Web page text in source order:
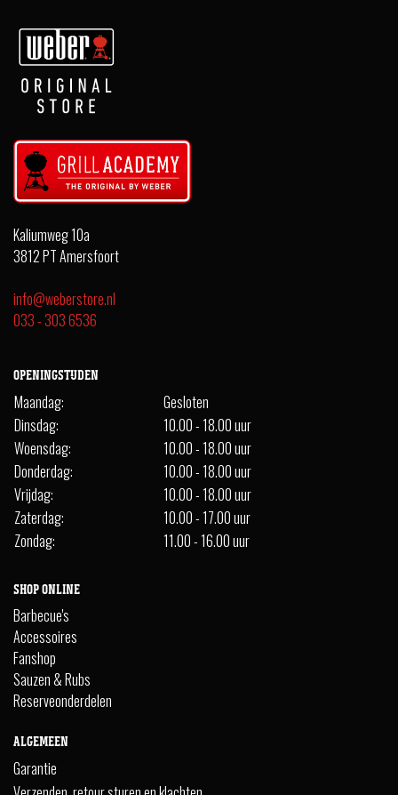
Kaliumweg 10a
3812 PT Amersfoort
info@weberstore.nl
033 - 303 6536
OPENINGSTIJDEN
Maandag:
Gesloten
Dinsdag:
10.00 - 18.00 uur
Woensdag:
10.00 - 18.00 uur
Donderdag:
10.00 - 18.00 uur
Vrijdag:
10.00 - 18.00 uur
Zaterdag:
10.00 - 17.00 uur
Zondag:
11.00 - 16.00 uur
SHOP ONLINE
Barbecue's
Accessoires
Fanshop
Sauzen & Rubs
Reserveonderdelen
ALGEMEEN
Garantie